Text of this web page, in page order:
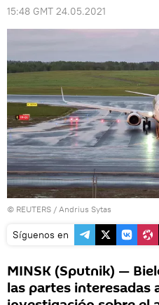
15:48 GMT 24.05.2021
© REUTERS / Andrius Sytas
Síguenos en
MINSK (Sputnik) —
las partes interesadas